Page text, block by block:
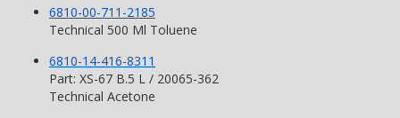
6810-00-711-2185
Technical 500 Ml Toluene
6810-14-416-8311
Part: XS-67 B.5 L / 20065-362
Technical Acetone